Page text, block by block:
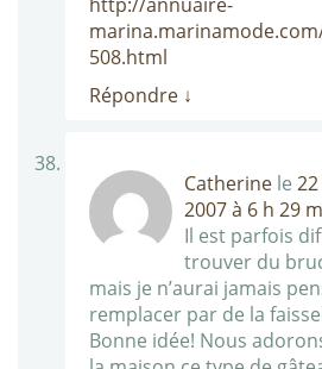
http://annuaire-
508.html
Répondre ↓
Catherine le
2007 à 6 h 29
Il est parfois
trouver du
mais je n’aurai jamais
remplacer par de la
Bonne idée! Nous